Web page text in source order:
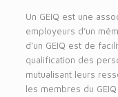
Un GEIQ est une
employeurs d’un
d’un GEIQ est de
qualification des
mutualisant leurs
les membres du